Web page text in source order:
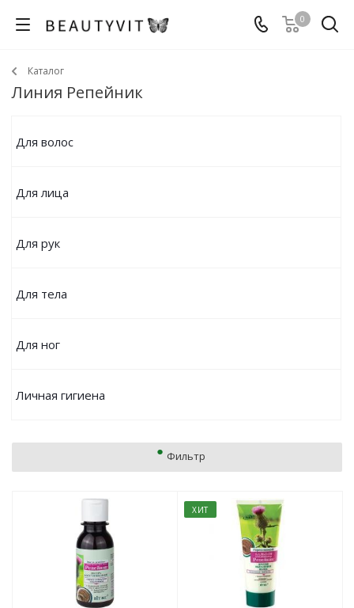
0
Каталог
Линия Репейник
Для волос
Для лица
Для рук
Для тела
Для ног
Личная гигиена
Фильтр
ХИТ